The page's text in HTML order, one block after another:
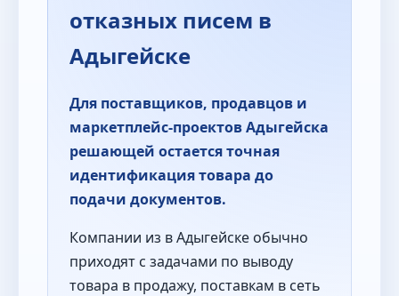
отказных писем в
Адыгейске
Для поставщиков, продавцов и
маркетплейс-проектов Адыгейска
решающей остается точная
идентификация товара до
подачи документов.
Компании из в Адыгейске обычно
приходят с задачами по выводу
товара в продажу, поставкам в сеть